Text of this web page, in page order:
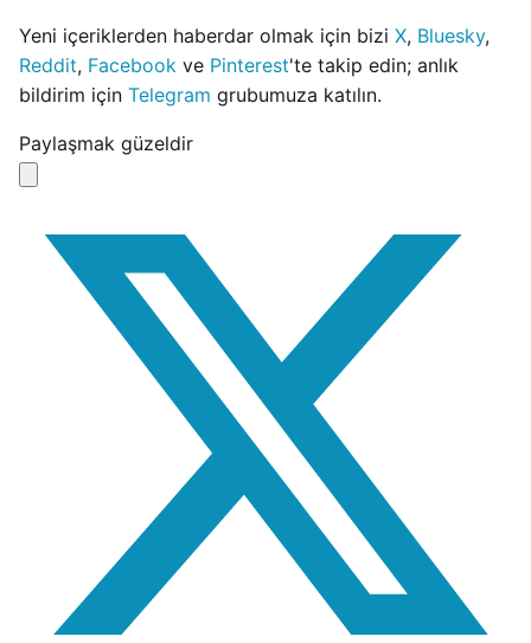
Yeni içeriklerden haberdar olmak için bizi X, Bluesky,
Reddit, Facebook ve Pinterest'te takip edin; anlık
bildirim için Telegram grubumuza katılın.
Paylaşmak güzeldir